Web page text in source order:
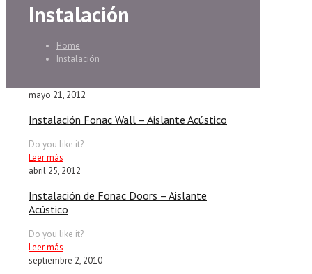
Instalación
Home
Instalación
mayo 21, 2012
Instalación Fonac Wall – Aislante Acústico
Do you like it?
Leer más
abril 25, 2012
Instalación de Fonac Doors – Aislante
Acústico
Do you like it?
Leer más
septiembre 2, 2010